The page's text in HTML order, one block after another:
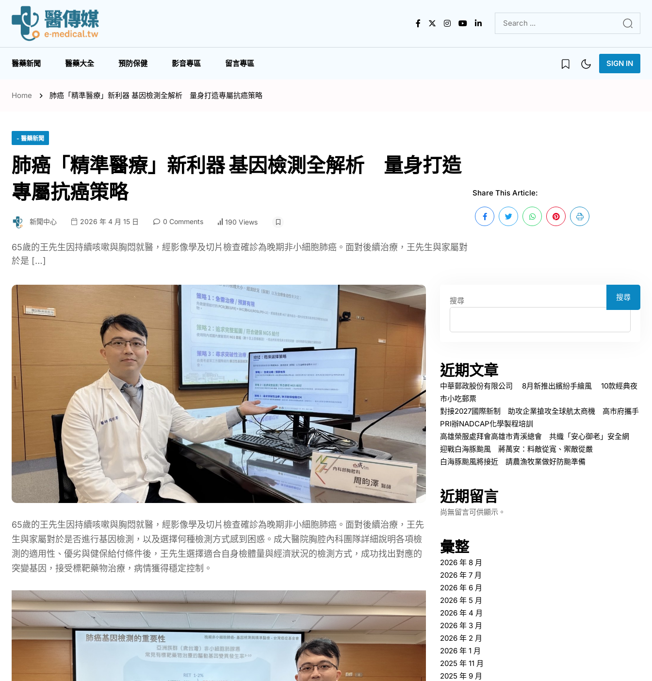
醫藥新聞 醫藥大全 預防保健 影音專區 留言專區 SIGN IN
Home 肺癌「精準醫療」新利器 基因檢測全解析 量身打造專屬抗癌策略
- 醫藥新聞
肺癌「精準醫療」新利器 基因檢測全解析 量身打造
專屬抗癌策略
新聞中心 2026 年 4 月 15 日 0 Comments 190 Views
65歲的王先生因持續咳嗽與胸悶就醫，經影像學及切片檢查確診為晚期非小細胞肺癌。面對後續治療，王先生與家屬對
於是 […]
Share This Article:
65歲的王先生因持續咳嗽與胸悶就醫，經影像學及切片檢查確診為晚期非小細胞肺癌。面對後續治療，王先
生與家屬對於是否進行基因檢測，以及選擇何種檢測方式感到困惑。成大醫院胸腔內科團隊詳細說明各項檢
測的適用性、優劣與健保給付條件後，王先生選擇適合自身檢體量與經濟狀況的檢測方式，成功找出對應的
突變基因，接受標靶藥物治療，病情獲得穩定控制。
搜尋 搜尋
近期文章
中華郵政股份有限公司 8月新推出繽紛手繪風 10款經典夜
市小吃郵票
對接2027國際新制 助攻企業搶攻全球航太商機 高市府攜手
PRI辦NADCAP化學製程培訓
高雄榮服處拜會高雄市青溪總會 共織「安心御老」安全網
迎戰白海豚颱風 蔣萬安：料敵從寬、禦敵從嚴
白海豚颱風將接近 請農漁牧業做好防颱準備
近期留言
尚無留言可供顯示。
彙整
2026 年 8 月
2026 年 7 月
2026 年 6 月
2026 年 5 月
2026 年 4 月
2026 年 3 月
2026 年 2 月
2026 年 1 月
2025 年 11 月
2025 年 9 月